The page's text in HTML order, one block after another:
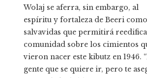
Wolaj se aferra, sin embargo, al
espíritu y fortaleza de Beeri
salvavidas que permitirá
comunidad sobre los cimientos
vieron nacer este kibutz en 1946.
gente que se quiere ir, pero te